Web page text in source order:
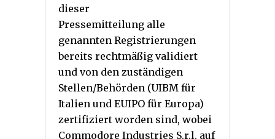
dieser
Pressemitteilung alle
genannten Registrierungen
bereits rechtmäßig validiert
und von den zuständigen
Stellen/Behörden (UIBM für
Italien und EUIPO für Europa)
zertifiziert worden sind, wobei
Commodore Industries S.r.l. auf